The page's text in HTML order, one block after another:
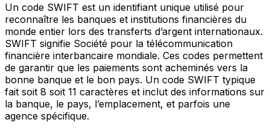
Un code SWIFT est un identifiant unique utilisé pour
reconnaître les banques et institutions financières du
monde entier lors des transferts d’argent internationaux.
SWIFT signifie Société pour la télécommunication
financière interbancaire mondiale. Ces codes permettent
de garantir que les paiements sont acheminés vers la
bonne banque et le bon pays. Un code SWIFT typique
fait soit 8 soit 11 caractères et inclut des informations sur
la banque, le pays, l’emplacement, et parfois une
agence spécifique.